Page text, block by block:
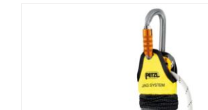
AUSFÜHRUNG WÄHLEN /